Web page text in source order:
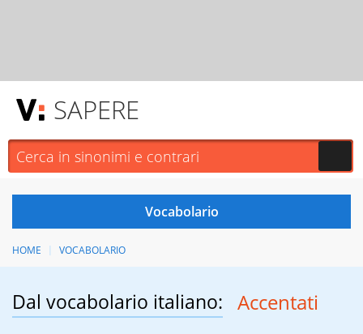
SAPERE
HOME VOCABOLARIO
Dal vocabolario italiano: Accentati